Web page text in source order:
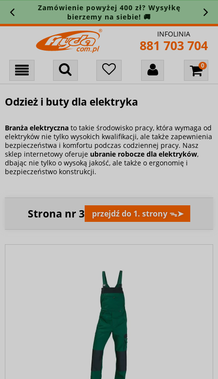
Zamówienie powyżej 400 zł? Wysyłkę
bierzemy na siebie! 🚚
INFOLINIA
881 703 704
Odzież i buty dla elektryka
Branża elektryczna to takie środowisko pracy, która wymaga od
elektryków nie tylko wysokich kwalifikacji, ale także zapewnienia
bezpieczeństwa i komfortu podczas codziennej pracy. Nasz
sklep internetowy oferuje ubranie robocze dla elektryków,
dbając nie tylko o wysoką jakość, ale także o ergonomię i
bezpieczeństwo konstrukcji.
Strona nr 3 przejdź do 1. strony ᯓ➤